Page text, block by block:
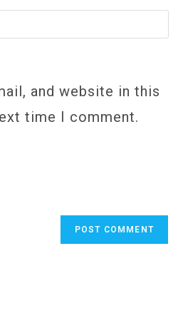
and website in this
time I comment.